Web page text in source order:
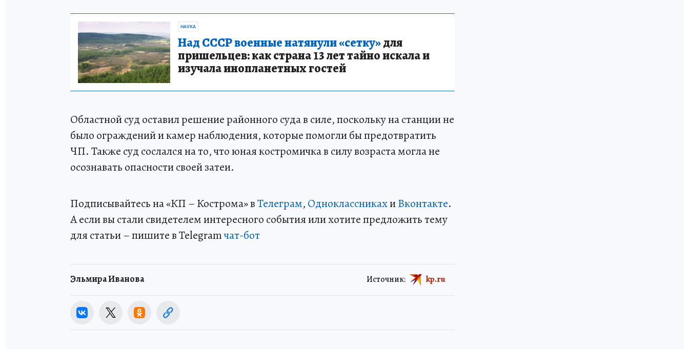
НАУКА
Над СССР военные натянули «сетку»для
пришельцев: как страна 13 лет тайно искала и
изучала инопланетных гостей
Областной суд оставил решение районного суда в силе, поскольку на станции не
было ограждений и камер наблюдения, которые помогли бы предотвратить
ЧП. Также суд сослался на то, что юная костромичка в силу возраста могла не
осознавать опасности своей затеи.
Подписывайтесь на «КП – Кострома» вТелеграм, ОдноклассникахиВконтакте.
А если вы стали свидетелем интересного события или хотите предложить тему
для статьи – пишите в Telegramчат-бот
Эльмира Иванова Источник: kp.ru